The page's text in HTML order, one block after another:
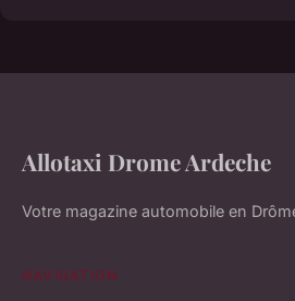
Allotaxi Drome Ardeche
Votre magazine automobile en
NAVIGATION